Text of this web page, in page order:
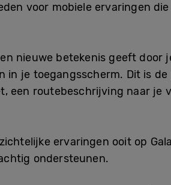
voor mobiele ervaringen die
nieuwe betekenis geeft door
in je toegangsscherm. Dit is de
een routebeschrijving naar je
ervaringen ooit op
ondersteunen.